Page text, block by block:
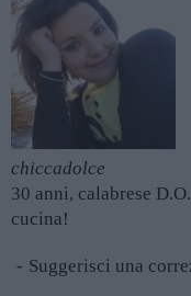
chiccadolce
30 anni, calabrese
cucina!
Suggerisci una